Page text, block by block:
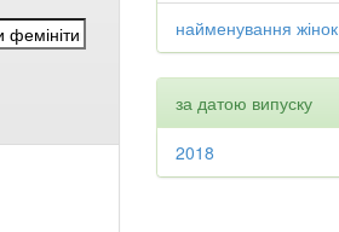
найменування жінок
за датою випуску
2018